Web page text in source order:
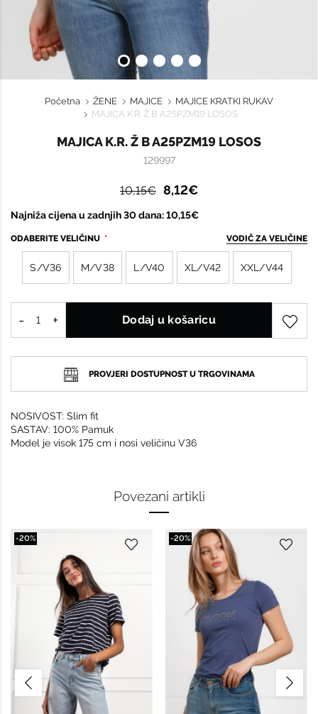
Početna ŽENE MAJICE
MAJICE KRATKI RUKAV
MAJICA K.R. Ž B A25PZM19 LOSOS
MAJICA K.R. Ž B A25PZM19 LOSOS
129997
10,15€ 8,12€
Najniža cijena u zadnjih 30 dana: 10,15€
ODABERITE VELIČINU VODIČ ZA VELIČINE
S/V36 M/V38 L/V40 XL/V42 XXL/V44
Dodaj u košaricu
PROVJERI DOSTUPNOST U TRGOVINAMA
NOSIVOST: Slim fit
SASTAV: 100% Pamuk
Model je visok 175 cm i nosi veličinu V36
Povezani artikli
-20% -20%